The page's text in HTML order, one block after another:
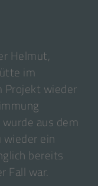
Helmut,
im
Projekt wieder
aus dem
ein
bereits
Fall war.